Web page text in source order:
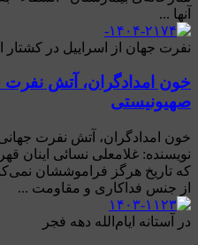
آنها ...
نفرت جهان از اسراییل در کشتار
خون امدادگران، آتش
صهیونیستی
خون امدادگران، آتش نفرت
نویسنده: غلامعلی نسائی اینان
که تاریخ هرگز فراموششان
از جنس فداکاری و مقاومت ...
در آستانه ایام‌الله دهه فجر